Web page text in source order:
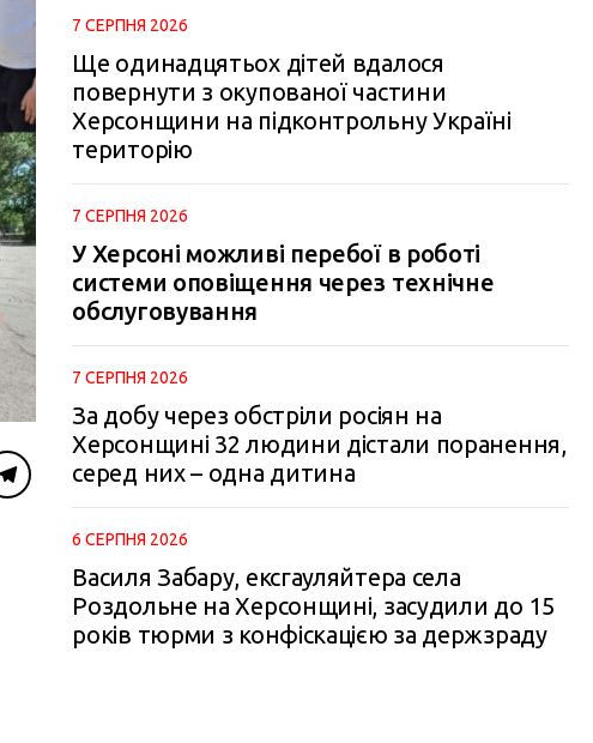
7 СЕРПНЯ 2026
Ще одинадцятьох дітей вдалося
повернути з окупованої частини
Херсонщини на підконтрольну Україні
територію
7 СЕРПНЯ 2026
У Херсоні можливі перебої в роботі
системи оповіщення через технічне
обслуговування
7 СЕРПНЯ 2026
За добу через обстріли росіян на
Херсонщині 32 людини дістали поранення,
серед них – одна дитина
6 СЕРПНЯ 2026
Василя Забару, ексгауляйтера села
Роздольне на Херсонщині, засудили до 15
років тюрми з конфіскацією за держзраду